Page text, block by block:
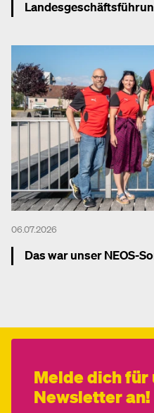
06.07.2026
Das war unser NEOS-
Melde dich für
Newsletter an!